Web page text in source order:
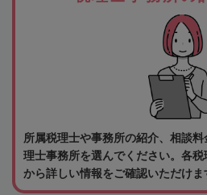
所属税理士や事務所の紹介、相談
理士事務所を選んでください。各
から詳しい情報をご確認いただけま